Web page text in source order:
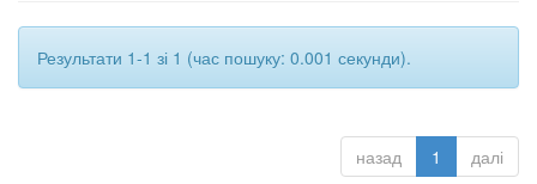
Результати 1-1 зі 1 (час пошуку: 0.001 секунди).
назад 1 далі